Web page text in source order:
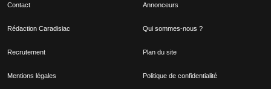
Contact Annonceurs
Rédaction Caradisiac Qui sommes-nous ?
Recrutement Plan du site
Mentions légales Politique de confidentialité